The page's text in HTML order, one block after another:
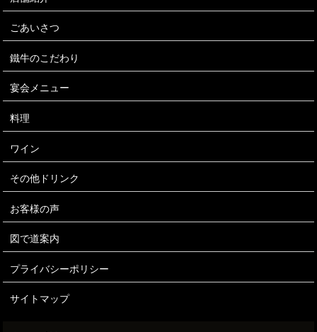
ごあいさつ
鐵牛のこだわり
宴会メニュー
料理
ワイン
その他ドリンク
お客様の声
図で道案内
プライバシーポリシー
サイトマップ